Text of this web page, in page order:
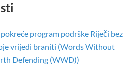
program podrške Riječi bez
vrijedi braniti (Words Without
Defending (WWD))